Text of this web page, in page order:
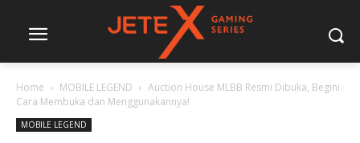
Home MOBILE LEGEND
Auction House MLBB Resmi Dibuka, Begini
Cara Membuka dan Menggunakannya!
MOBILE LEGEND